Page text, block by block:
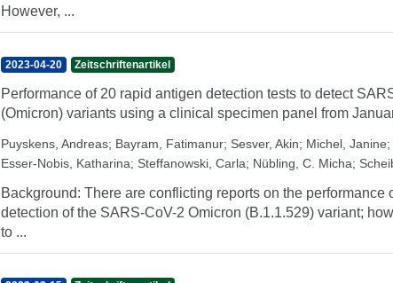
However, ...
2023-04-20 Zeitschriftenartikel
Performance of 20 rapid antigen detection tests to detect
(Omicron) variants using a clinical specimen panel from
Puyskens, Andreas; Bayram, Fatimanur; Sesver, Akin; Michel, Janine;
Esser-Nobis, Katharina; Steffanowski, Carla; Nübling, C. Micha;
Background: There are conflicting reports on the
detection of the SARS-CoV-2 Omicron (B.1.1.529) variant;
to ...